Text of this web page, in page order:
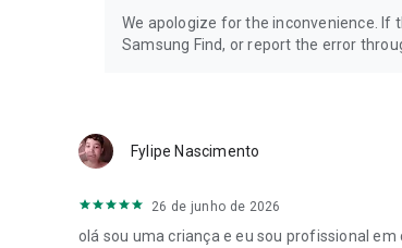
Pode continuar a utilizar as funções básicas
We apologize for the inconvenience. If
Samsung Find, or report the error
Fylipe Nascimento
26 de junho de 2026
olá sou uma criança e eu sou profissional